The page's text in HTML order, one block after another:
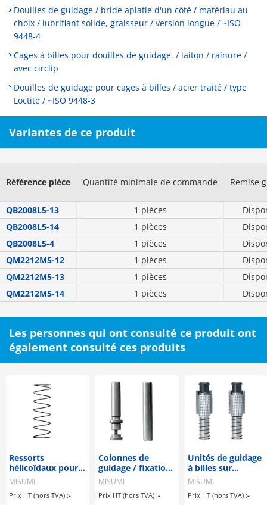
Douilles de guidage / bride aplatie d'un côté / matériau au
choix / lubrifiant solide, graisseur / version longue / ~ISO
9448-4
Cages à billes pour douilles de guidage. / laiton / rainure /
avec circlip
Douilles de guidage pour cages à billes / acier traité / type
Loctite / ~ISO 9448-3
Variantes de ce produit
Référence pièce Quantité minimale de commande Remise
QB2008L5-13 1 pièces
QB2008L5-14
1 pièces
QB2008L5-4
1 pièces
QM2212M5-12
1 pièces
QM2212M5-13
1 pièces
QM2212M5-14
1 pièces
Les personnes qui ont consulté ce produit ont
également consulté ces produits
Ressorts
hélicoïdaux pour
cages à billes
MISUMI
Prix HT (hors TVA) :-
Colonnes de
guidage / fixation
au choix /
9825, ISO 9182-5
MISUMI
Prix HT (hors TVA) :-
Unités de guidage
à billes sur
colonne pour
MISUMI
Prix HT (hors TVA) :-